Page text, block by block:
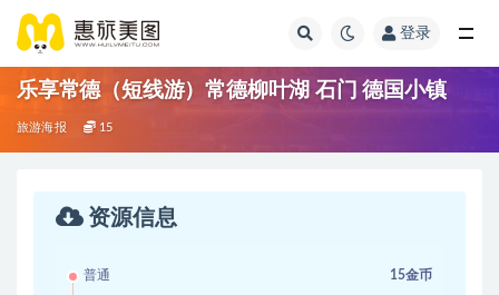
登录
乐享常德（短线游）常德柳叶湖 石门 德国小镇
旅游海报 15
资源信息
普通 15金币